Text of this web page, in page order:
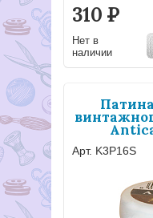
310 Р
Нет в
наличии
Арт. K3P16S